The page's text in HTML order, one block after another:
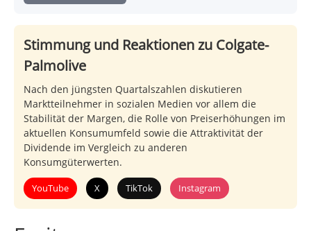
Stimmung und Reaktionen zu Colgate-
Palmolive
Nach den jüngsten Quartalszahlen diskutieren
Marktteilnehmer in sozialen Medien vor allem die
Stabilität der Margen, die Rolle von Preiserhöhungen im
aktuellen Konsumumfeld sowie die Attraktivität der
Dividende im Vergleich zu anderen
Konsumgüterwerten.
YouTube X TikTok Instagram